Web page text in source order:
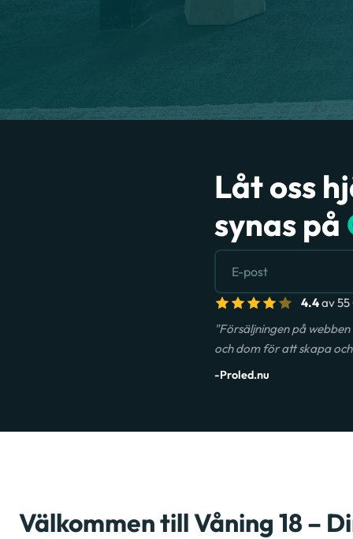
Låt oss
synas på
4.4av 55
"Försäljningen på
och dom för att skapa
-Proled.nu
Välkommen till Våning 18 –